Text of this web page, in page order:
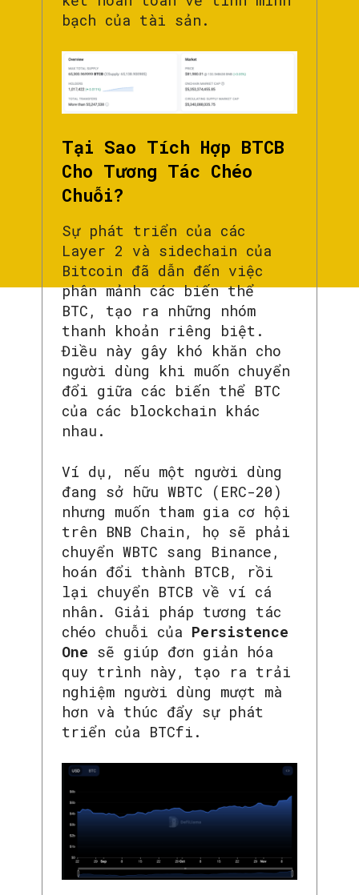
bạch của tài sản.
Tại Sao Tích Hợp BTCB
Cho Tương Tác Chéo
Chuỗi?
Sự phát triển của các
Layer 2 và sidechain của
Bitcoin đã dẫn đến việc
phân mảnh các biến thể
BTC, tạo ra những nhóm
thanh khoản riêng biệt.
Điều này gây khó khăn cho
người dùng khi muốn chuyển
đổi giữa các biến thể BTC
của các blockchain khác
nhau.
Ví dụ, nếu một người dùng
đang sở hữu WBTC (ERC-20)
nhưng muốn tham gia cơ hội
trên BNB Chain, họ sẽ phải
chuyển WBTC sang Binance,
hoán đổi thành BTCB, rồi
lại chuyển BTCB về ví cá
nhân. Giải pháp tương tác
chéo chuỗi của Persistence
One sẽ giúp đơn giản hóa
quy trình này, tạo ra trải
nghiệm người dùng mượt mà
hơn và thúc đẩy sự phát
triển của BTCfi.